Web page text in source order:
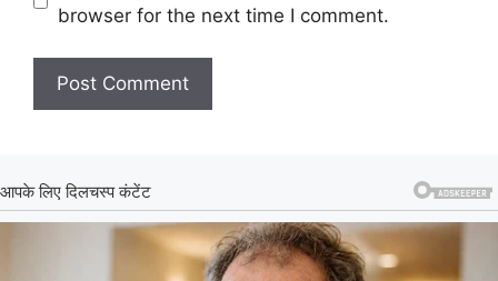
browser for the next time I comment.